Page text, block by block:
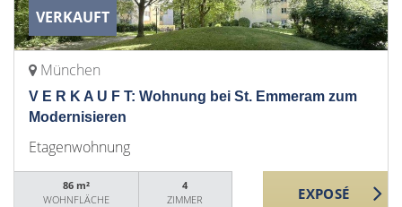
VERKAUFT
München
V E R K A U F T: Wohnung bei St. Emmeram zum
Modernisieren
Etagenwohnung
86 m²
WOHNFLÄCHE
4
ZIMMER